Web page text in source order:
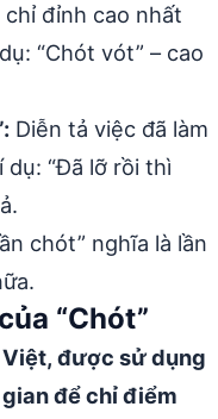
chỉ đỉnh cao nhất
“Chót vót” – cao
Diễn tả việc đã làm
“Đã lỡ rồi thì
chót” nghĩa là lần
“Chót”
Việt, được sử dụng
để chỉ điểm